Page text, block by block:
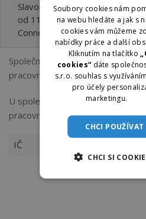
Slavonice
od 11200 ,- Kč
Connexa Social s.r.o.
Společnost Connexa Social
pracovní místo .
U společnosti Connexa Social
pracovní místo
IČ
Soubory cookies nám
na webu hledáte a jak s
cookies vám můžeme
nabídky práce a další
Kliknutím na tlačítko
cookies“ dáte
s.r.o. souhlas s
pro účely
marketingu.
CHCI POUŽÍVAT
CHCI SI